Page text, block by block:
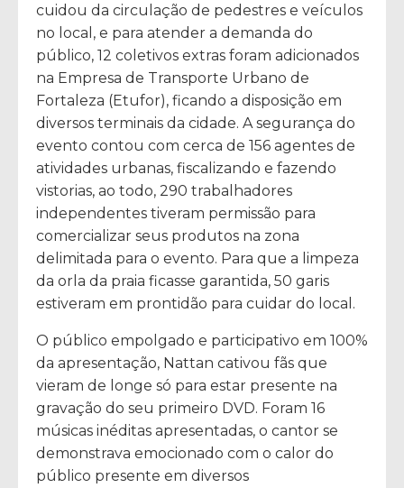
cuidou da circulação de pedestres e veículos
no local, e para atender a demanda do
público, 12 coletivos extras foram adicionados
na Empresa de Transporte Urbano de
Fortaleza (Etufor), ficando a disposição em
diversos terminais da cidade. A segurança do
evento contou com cerca de 156 agentes de
atividades urbanas, fiscalizando e fazendo
vistorias, ao todo, 290 trabalhadores
independentes tiveram permissão para
comercializar seus produtos na zona
delimitada para o evento. Para que a limpeza
da orla da praia ficasse garantida, 50 garis
estiveram em prontidão para cuidar do local.
O público empolgado e participativo em 100%
da apresentação, Nattan cativou fãs que
vieram de longe só para estar presente na
gravação do seu primeiro DVD. Foram 16
músicas inéditas apresentadas, o cantor se
demonstrava emocionado com o calor do
público presente em diversos